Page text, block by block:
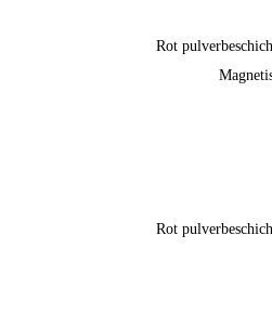
Rot
Rot